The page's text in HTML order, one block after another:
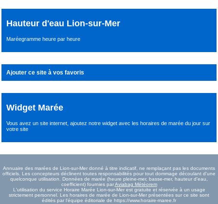
Hauteur d'eau Lion-sur-Mer
Maréegramme heure par heure
Ajouter ce site à vos favoris
Widget Marée
Vous avez un site internet,ajoutez notre widget avec les horaires de marée du joursur
votre site
Annuaire des marées de Lion-sur-Mer donné à titre indicatif, ne remplaçant pas les documents
officiels. Les concepteurs déclinent toutes responsabilités pour tout dommage découlant d'une
quelconque utilisation. Données de marée (heure pleine-mer, basse-mer, hauteur d'eau,
coefficient) fournies parAviabag Météorem
L'utilisation du service Horaire Marée Lion-sur-Mer est gratuite et réservée à un usage
strictement personnel. Les horaires de marée de Lion-sur-Mer présentées sur ce site sont
édités par l'équipe éditoriale de https://www.horaire-maree.fr